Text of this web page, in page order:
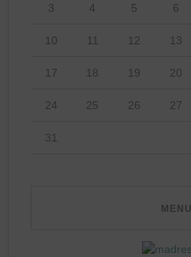
3 4 5 6
10 11 12 13
17 18 19 20
24 25 26 27
31